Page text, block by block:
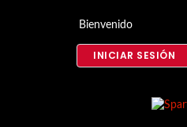
Bienvenido
INICIAR SESIÓN